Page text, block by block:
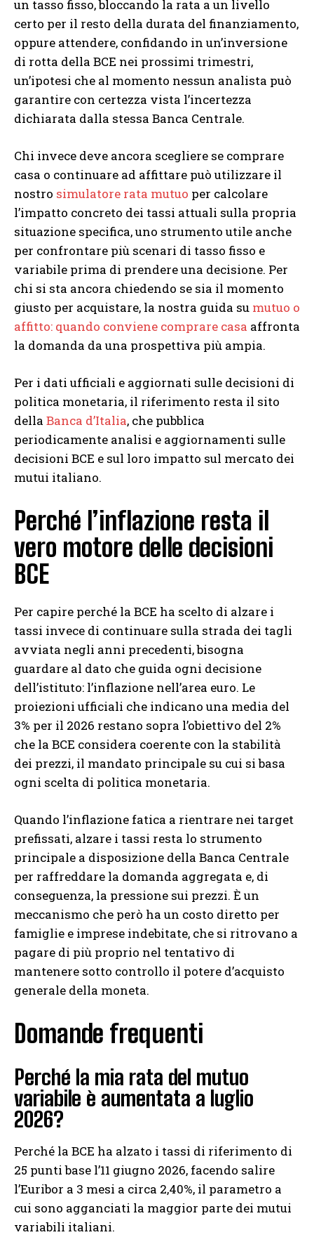
un tasso fisso, bloccando la rata a un livello
certo per il resto della durata del finanziamento,
oppure attendere, confidando in un’inversione
di rotta della BCE nei prossimi trimestri,
un’ipotesi che al momento nessun analista può
garantire con certezza vista l’incertezza
dichiarata dalla stessa Banca Centrale.
Chi invece deve ancora scegliere se comprare
casa o continuare ad affittare può utilizzare il
nostro simulatore rata mutuo per calcolare
l’impatto concreto dei tassi attuali sulla propria
situazione specifica, uno strumento utile anche
per confrontare più scenari di tasso fisso e
variabile prima di prendere una decisione. Per
chi si sta ancora chiedendo se sia il momento
giusto per acquistare, la nostra guida su mutuo o
affitto: quando conviene comprare casa affronta
la domanda da una prospettiva più ampia.
Per i dati ufficiali e aggiornati sulle decisioni di
politica monetaria, il riferimento resta il sito
della Banca d’Italia, che pubblica
periodicamente analisi e aggiornamenti sulle
decisioni BCE e sul loro impatto sul mercato dei
mutui italiano.
Perché l’inflazione resta il
vero motore delle decisioni
BCE
Per capire perché la BCE ha scelto di alzare i
tassi invece di continuare sulla strada dei tagli
avviata negli anni precedenti, bisogna
guardare al dato che guida ogni decisione
dell’istituto: l’inflazione nell’area euro. Le
proiezioni ufficiali che indicano una media del
3% per il 2026 restano sopra l’obiettivo del 2%
che la BCE considera coerente con la stabilità
dei prezzi, il mandato principale su cui si basa
ogni scelta di politica monetaria.
Quando l’inflazione fatica a rientrare nei target
prefissati, alzare i tassi resta lo strumento
principale a disposizione della Banca Centrale
per raffreddare la domanda aggregata e, di
conseguenza, la pressione sui prezzi. È un
meccanismo che però ha un costo diretto per
famiglie e imprese indebitate, che si ritrovano a
pagare di più proprio nel tentativo di
mantenere sotto controllo il potere d’acquisto
generale della moneta.
Domande frequenti
Perché la mia rata del mutuo
variabile è aumentata a luglio
2026?
Perché la BCE ha alzato i tassi di riferimento di
25 punti base l’11 giugno 2026, facendo salire
l’Euribor a 3 mesi a circa 2,40%, il parametro a
cui sono agganciati la maggior parte dei mutui
variabili italiani.